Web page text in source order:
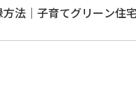
法｜子育てグリーン住